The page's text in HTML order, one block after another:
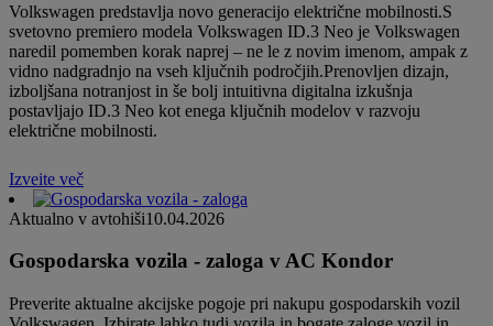
Volkswagen predstavlja novo generacijo električne mobilnosti.S
svetovno premiero modela Volkswagen ID.3 Neo je Volkswagen
naredil pomemben korak naprej – ne le z novim imenom, ampak z
vidno nadgradnjo na vseh ključnih področjih.Prenovljen dizajn,
izboljšana notranjost in še bolj intuitivna digitalna izkušnja
postavljajo ID.3 Neo kot enega ključnih modelov v razvoju
električne mobilnosti.
Izveite več
Aktualno v avtohiši10.04.2026
Gospodarska vozila - zaloga v AC Kondor
Preverite aktualne akcijske pogoje pri nakupu gospodarskih vozil